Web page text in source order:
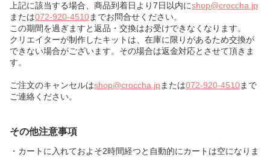
上記に該当する場合、商品到着日より7日以内にshop@croccha.jp
または072-920-4510までお問合せください。
この期間を過ぎますと返品・交換はお受けできなくなります。
クリエイターが制作したキットは、在庫に限りがあるため交換が
できない場合がございます。その場合は返金対応とさせて頂きま
す。
ご注文のキャンセルはshop@croccha.jpまたは072-920-4510まで
ご連絡ください。
その他注意事項
・カートに入れておよそ2時間経つと自動的にカートは空になりま